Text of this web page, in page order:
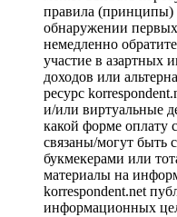
правила (принципы)
обнаружении
немедленно
участие в азартных
доходов или
ресурс
и/или виртуальные
какой форме оплату
связаны/могут быть
букмекерами или
материалы на
korrespondent.net
информационных